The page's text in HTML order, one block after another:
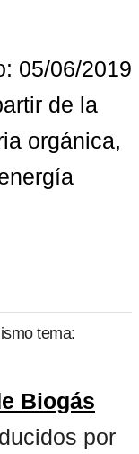
05/06/2019
de la
orgánica,
tema:
Biogás
por